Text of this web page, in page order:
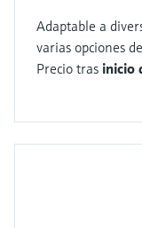
Adaptable a
varias opciones
Precio tras inicio